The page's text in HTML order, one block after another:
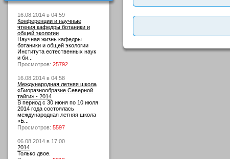
16.08.2014 в 04:59
Конференции и научные
чтения кафедры ботаники и
общей экологии
Научная жизнь кафедры
ботаники и общей экологии
Института естественных наук
и би...
Просмотров: 25792
16.08.2014 в 04:58
Международная летняя школа
«Биоразнообразие Северной
тайги» - 2014
В период с 30 июня по 10 июля
2014 года состоялась
международная летняя школа
«Б...
Просмотров: 5597
06.08.2014 в 17:00
2014
Только двое.